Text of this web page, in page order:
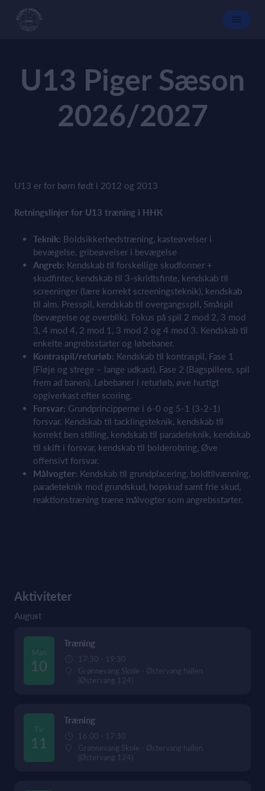
U13 Piger Sæson
2026/2027
U13 er for børn født i 2012 og 2013
Retningslinjer for U13 træning i HHK
Teknik: Boldsikkerhedstræning, kasteøvelser i
bevægelse, gribeøvelser i bevægelse
Angreb: Kendskab til forskellige skudformer +
skudfinter, kendskab til 3-skridtsfinte, kendskab til
screeninger (lære korrekt screeningsteknik), kendskab
til alm. Presspil, kendskab til overgangsspil, Småspil
(bevægelse og overblik). Fokus på spil 2 mod 2, 3 mod
3, 4 mod 4, 2 mod 1, 3 mod 2 og 4 mod 3. Kendskab til
enkelte angrebsstarter og løbebaner.
Kontraspil/returløb: Kendskab til kontraspil, Fase 1
(Fløje og strege – lange udkast), Fase 2 (Bagspillere, spil
frem ad banen), Løbebaner i returløb, øve hurtigt
opgiverkast efter scoring.
Forsvar: Grundprincipperne i 6-0 og 5-1 (3-2-1)
forsvar. Kendskab til tacklingsteknik, kendskab til
korrekt ben stilling, kendskab til paradeteknik, kendskab
til skift i forsvar, kendskab til bolderobring, Øve
offensivt forsvar.
Målvogter: Kendskab til grundplacering, boldtilvænning,
paradeteknik mod grundskud, hopskud samt frie skud,
reaktionstræning træne målvogter som angrebsstarter.
Aktiviteter
August
Man
10
Træning
17:30 - 19:30
Grønnevang Skole - Østervang hallen
(Østervang 124)
Tir
11
Træning
16:00 - 17:30
Grønnevang Skole - Østervang hallen
(Østervang 124)